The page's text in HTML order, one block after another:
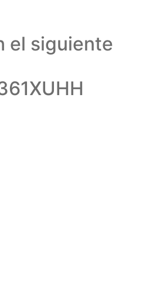
el siguiente